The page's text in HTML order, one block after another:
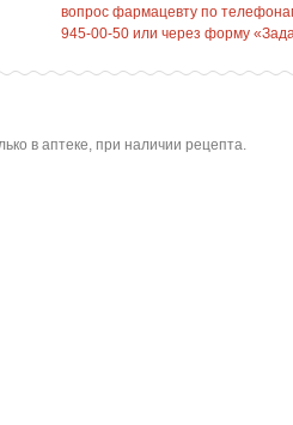
вопрос фармацевту по
945-00-50 или через форму
в аптеке, при наличии рецепта.